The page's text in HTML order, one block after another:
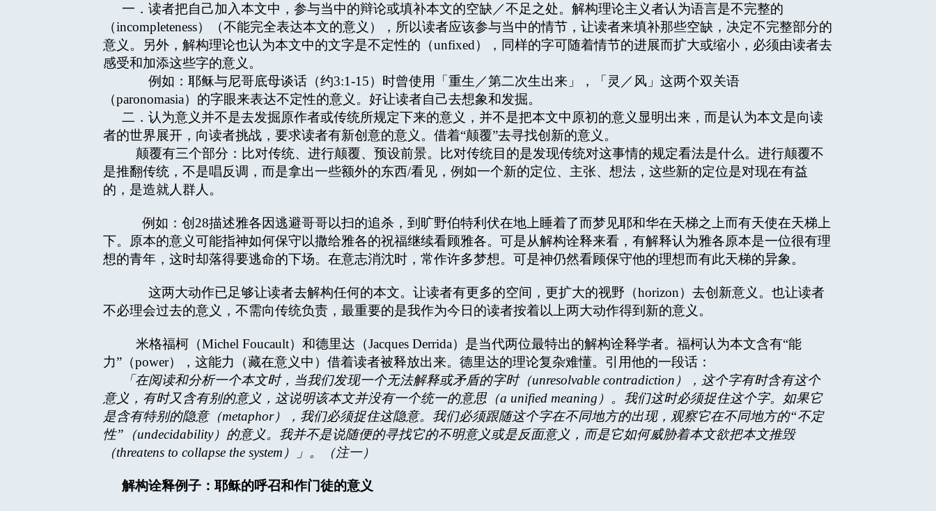
一．读者把自己加入本文中，参与当中的辩论或填补本文的空缺／不足之处。解构理论主义者认为语言是不完整的
（incompleteness）（不能完全表达本文的意义），所以读者应该参与当中的情节，让读者来填补那些空缺，决定不完整部分的
意义。另外，解构理论也认为本文中的文字是不定性的（unfixed），同样的字可随着情节的进展而扩大或缩小，必须由读者去
感受和加添这些字的意义。
例如：耶稣与尼哥底母谈话（约3:1-15）时曾使用「重生／第二次生出来」，「灵／风」这两个双关语
（paronomasia）的字眼来表达不定性的意义。好让读者自己去想象和发掘。
二．认为意义并不是去发掘原作者或传统所规定下来的意义，并不是把本文中原初的意义显明出来，而是认为本文是向读
者的世界展开，向读者挑战，要求读者有新创意的意义。借着“颠覆”去寻找创新的意义。
颠覆有三个部分：比对传统、进行颠覆、预设前景。比对传统目的是发现传统对这事情的规定看法是什么。进行颠覆不
是推翻传统，不是唱反调，而是拿出一些额外的东西/看见，例如一个新的定位、主张、想法，这些新的定位是对现在有益
的，是造就人群人。
例如：创28描述雅各因逃避哥哥以扫的追杀，到旷野伯特利伏在地上睡着了而梦见耶和华在天梯之上而有天使在天梯上
下。原本的意义可能指神如何保守以撒给雅各的祝福继续看顾雅各。可是从解构诠释来看，有解释认为雅各原本是一位很有理
想的青年，这时却落得要逃命的下场。在意志消沈时，常作许多梦想。可是神仍然看顾保守他的理想而有此天梯的异象。
这两大动作已足够让读者去解构任何的本文。让读者有更多的空间，更扩大的视野（horizon）去创新意义。也让读者
不必理会过去的意义，不需向传统负责，最重要的是我作为今日的读者按着以上两大动作得到新的意义。
米格福柯（Michel Foucault）和德里达（Jacques Derrida）是当代两位最特出的解构诠释学者。福柯认为本文含有“能
力”（power），这能力（藏在意义中）借着读者被释放出来。德里达的理论复杂难懂。引用他的一段话：
「在阅读和分析一个本文时，当我们发现一个无法解释或矛盾的字时（unresolvable contradiction ），这个字有时含有这个
意义，有时又含有别的意义，这说明该本文并没有一个统一的意思（a unified meaning ）。我们这时必须捉住这个字。如果它
是含有特别的隐意（metaphor），我们必须捉住这隐意。我们必须跟随这个字在不同地方的出现，观察它在不同地方的“不定
性”（undecidability）的意义。我并不是说随便的寻找它的不明意义或是反面意义，而是它如何威胁着本文欲把本文推毁
（threatens to collapse the system ）」。（注一）
解构诠释例子：耶稣的呼召和作门徒的意义